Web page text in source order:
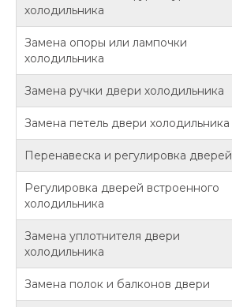
холодильника
Замена опоры или лампочки
холодильника
Замена ручки двери холодильника
Замена петель двери холодильника
Перенавеска и регулировка дверей
Регулировка дверей встроенного
холодильника
Замена уплотнителя двери
холодильника
Замена полок и балконов двери